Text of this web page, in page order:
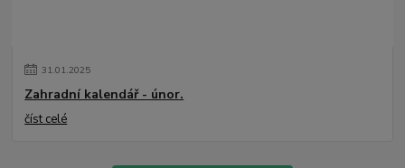
31.01.2025
Zahradní kalendář - únor.
číst celé